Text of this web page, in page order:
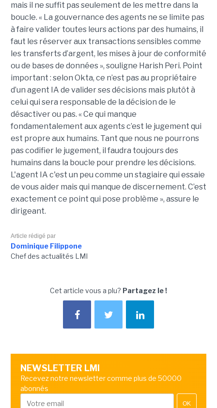
mais il ne suffit pas seulement de les mettre dans la
boucle. « La gouvernance des agents ne se limite pas
à faire valider toutes leurs actions par des humains, il
faut les réserver aux transactions sensibles comme
les transferts d’argent, les mises à jour de conformité
ou de bases de données », souligne Harish Peri. Point
important : selon Okta, ce n’est pas au propriétaire
d’un agent IA de valider ses décisions mais plutôt à
celui qui sera responsable de la décision de le
désactiver ou pas. « Ce qui manque
fondamentalement aux agents c’est le jugement qui
est propre aux humains. Tant que nous ne pourrons
pas codifier le jugement, il faudra toujours des
humains dans la boucle pour prendre les décisions.
L'agent IA c'est un peu comme un stagiaire qui essaie
de vous aider mais qui manque de discernement. C’est
exactement ce point qui pose problème », assure le
dirigeant.
Article rédigé par
Dominique Filippone
Chef des actualités LMI
Cet article vous a plu? Partagez le !
NEWSLETTER LMI
Recevez notre newsletter comme plus de 50000
abonnés
OK